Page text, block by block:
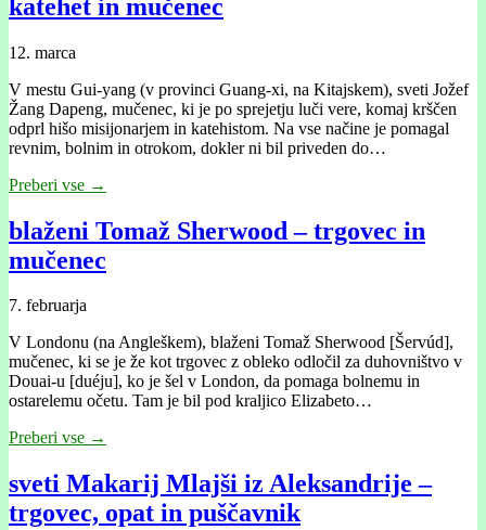
katehet in mučenec
12. marca
V mestu Gui-yang (v provinci Guang-xi, na Kitajskem), sveti Jožef
Žang Dapeng, mučenec, ki je po sprejetju luči vere, komaj krščen
odprl hišo misijonarjem in katehistom. Na vse načine je pomagal
revnim, bolnim in otrokom, dokler ni bil priveden do…
Preberi vse →
blaženi Tomaž Sherwood – trgovec in
mučenec
7. februarja
V Londonu (na Angleškem), blaženi Tomaž Sherwood [Šervúd],
mučenec, ki se je že kot trgovec z obleko odločil za duhovništvo v
Douai-u [duéju], ko je šel v London, da pomaga bolnemu in
ostarelemu očetu. Tam je bil pod kraljico Elizabeto…
Preberi vse →
sveti Makarij Mlajši iz Aleksandrije –
trgovec, opat in puščavnik